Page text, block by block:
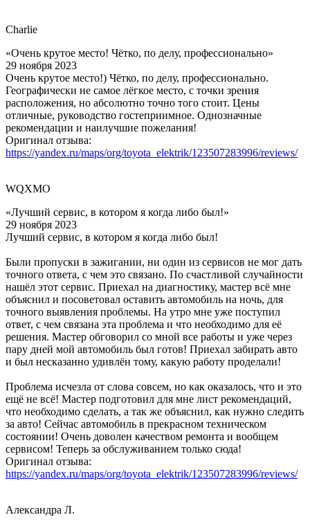
Charlie
«Очень крутое место! Чётко, по делу, профессионально»
29 ноября 2023
Очень крутое место!) Чётко, по делу, профессионально.
Географически не самое лёгкое место, с точки зрения
расположения, но абсолютно точно того стоит. Цены
отличные, руководство гостеприимное. Однозначные
рекомендации и наилучшие пожелания!
Оригинал отзыва:
https://yandex.ru/maps/org/toyota_elektrik/123507283996/reviews/
WQXMO
«Лучший сервис, в котором я когда либо был!»
29 ноября 2023
Лучший сервис, в котором я когда либо был!
Были пропуски в зажигании, ни один из сервисов не мог дать
точного ответа, с чем это связано. По счастливой случайности
нашёл этот сервис. Приехал на диагностику, мастер всё мне
объяснил и посоветовал оставить автомобиль на ночь, для
точного выявления проблемы. На утро мне уже поступил
ответ, с чем связана эта проблема и что необходимо для её
решения. Мастер обговорил со мной все работы и уже через
пару дней мой автомобиль был готов! Приехал забирать авто
и был несказанно удивлён тому, какую работу проделали!
Проблема исчезла от слова совсем, но как оказалось, что и это
ещё не всё! Мастер подготовил для мне лист рекомендаций,
что необходимо сделать, а так же объяснил, как нужно следить
за авто! Сейчас автомобиль в прекрасном техническом
состоянии! Очень доволен качеством ремонта и вообщем
сервисом! Теперь за обслуживанием только сюда!
Оригинал отзыва:
https://yandex.ru/maps/org/toyota_elektrik/123507283996/reviews/
Александра Л.